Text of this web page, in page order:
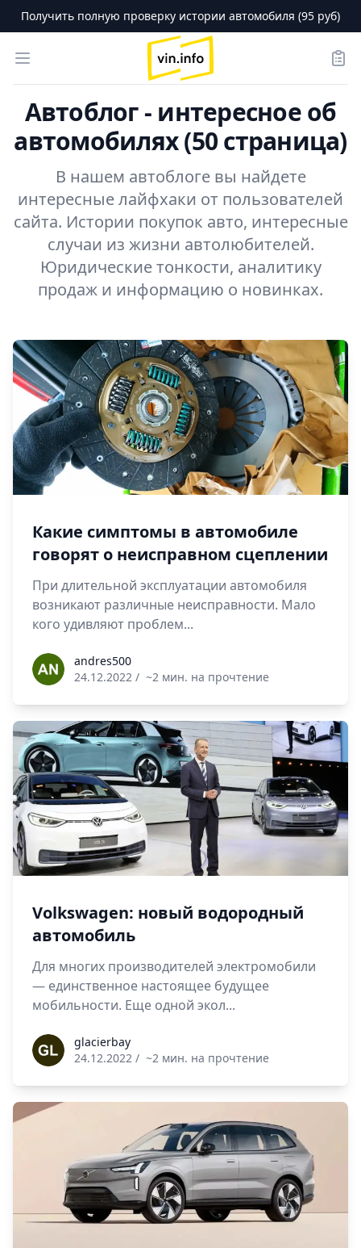
Получить полную проверку истории автомобиля (95 руб)
Open menu
logo
Автоблог - интересное об
автомобилях (50 страница)
В нашем автоблоге вы найдете
интересные лайфхаки от пользователей
сайта. Истории покупок авто, интересные
случаи из жизни автолюбителей.
Юридические тонкости, аналитику
продаж и информацию о новинках.
Какие симптомы в автомобиле
говорят о неисправном сцеплении
При длительной эксплуатации автомобиля
возникают различные неисправности. Мало
кого удивляют проблем...
andres500andres500
24.12.2022 / ~2 мин. на прочтение
Volkswagen: новый водородный
автомобиль
Для многих производителей электромобили
— единственное настоящее будущее
мобильности. Еще одной экол...
glacierbayglacierbay
24.12.2022 / ~2 мин. на прочтение